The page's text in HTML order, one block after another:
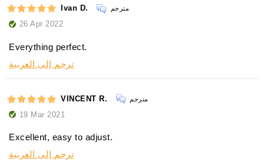
Ivan D. مترجم
26 Apr 2022
Everything perfect.
ترجم إلى العربية
VINCENT R. مترجم
19 Mar 2021
Excellent, easy to adjust.
ترجم إلى العربية